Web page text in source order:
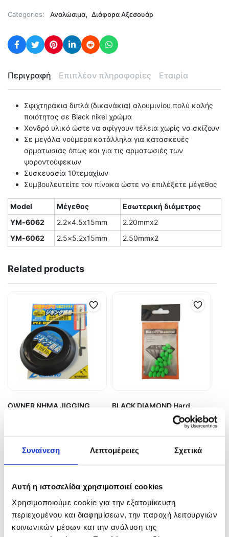
Συναίνεση Λεπτομέρειες Σχετικά
Αυτή η ιστοσελίδα χρησιμοποιεί cookies
Χρησιμοποιούμε cookie για την εξατομίκευση
περιεχομένου και διαφημίσεων, την παροχή λειτουργιών
κοινωνικών μέσων και την ανάλυση της
Categories: Αναλώσιμα, Διάφορα Αξεσουάρ
Περιγραφή Επιπλέον πληροφορίες Εταιρία
Σφιχτηράκια διπλά (δικανάκια) αλουμινίου πολύ καλής
ποιότητας σε Black nikel χρώμα
Χονδρό υλικό ώστε να σφίγγουν τέλεια χωρίς να σκίζουν
Σε μεγάλα νούμερα κατάλληλα για κατασκευές
αρματωσιάς όπως και για τις αρματωσιές των
ψαροντούφεκων
Συσκευασία 10τεμαχίων
Συμβουλευτείτε τον πίνακα ώστε να επιλέξετε μέγεθος
Model Μέγεθος
Εσωτερική διάμετρος
YM-6062
2.2×4.5x15mm
2.20mmx2
YM-6062
2.5×5.2x15mm 2.50mmx2
Related products
OWNER ΝΗΜΑ JIGGING
In Stock
BLACK DIAMOND Hard